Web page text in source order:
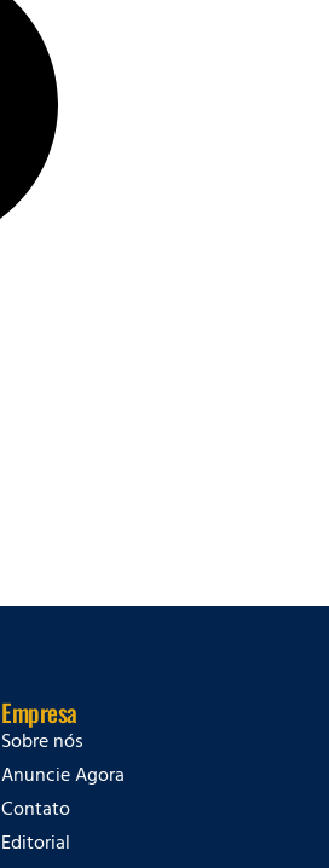
Empresa
Sobre nós
Anuncie Agora
Contato
Editorial